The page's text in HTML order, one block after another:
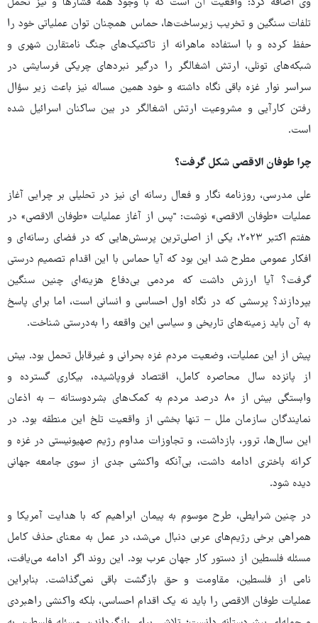
تلفات سنگین و تخریب زیرساخت‌ها، حماس همچنان توان عملیاتی خود را
حفظ کرده و با استفاده ماهرانه از تاکتیک‌های جنگ نامتقارن شهری و
شبکه‌های تونلی، ارتش اشغالگر را درگیر نبردهای چریکی فرسایشی در
سراسر نوار غزه باقی نگاه داشته و خود همین مساله نیز باعث زیر سؤال
رفتن کارآیی و مشروعیت ارتش اشغالگر در بین ساکنان اسرائیل شده
است.
چرا طوفان الاقصی شکل گرفت؟
علی مدرسی، روزنامه نگار و فعال رسانه ای نیز در تحلیلی بر چرایی آغاز
عملیات «طوفان الاقصی» نوشت: "پس از آغاز عملیات «طوفان الاقصی» در
هفتم اکتبر ۲۰۲۳، یکی از اصلی‌ترین پرسش‌هایی که در فضای رسانه‌ای و
افکار عمومی مطرح شد این بود که آیا حماس با این اقدام تصمیم درستی
گرفت؟ آیا ارزش داشت که مردمی بی‌دفاع هزینه‌ای چنین سنگین
بپردازند؟ پرسشی که در نگاه اول احساسی و انسانی است، اما برای پاسخ
به آن باید زمینه‌های تاریخی و سیاسی این واقعه را به‌درستی شناخت.
پیش از این عملیات، وضعیت مردم غزه بحرانی و غیرقابل تحمل بود. بیش
از پانزده سال محاصره کامل، اقتصاد فروپاشیده، بیکاری گسترده و
وابستگی بیش از ۸۰ درصد مردم به کمک‌های بشردوستانه – به اذعان
نمایندگان سازمان ملل – تنها بخشی از واقعیت تلخ این منطقه بود. در
این سال‌ها، ترور، بازداشت، و تجاوزات مداوم رژیم صهیونیستی در غزه و
کرانه باختری ادامه داشت، بی‌آنکه واکنشی جدی از سوی جامعه جهانی
دیده شود.
در چنین شرایطی، طرح موسوم به پیمان ابراهیم که با هدایت آمریکا و
همراهی برخی رژیم‌های عربی دنبال می‌شد، در عمل به معنای حذف کامل
مسئله فلسطین از دستور کار جهان عرب بود. این روند اگر ادامه می‌یافت،
نامی از فلسطین، مقاومت و حق بازگشت باقی نمی‌گذاشت. بنابراین
عملیات طوفان الاقصی را باید نه یک اقدام احساسی، بلکه واکنشی راهبردی